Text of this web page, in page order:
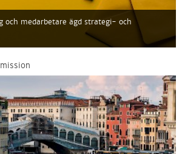
och medarbetare ägd strategi- och